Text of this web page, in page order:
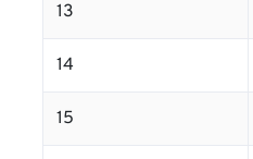
13
14
15